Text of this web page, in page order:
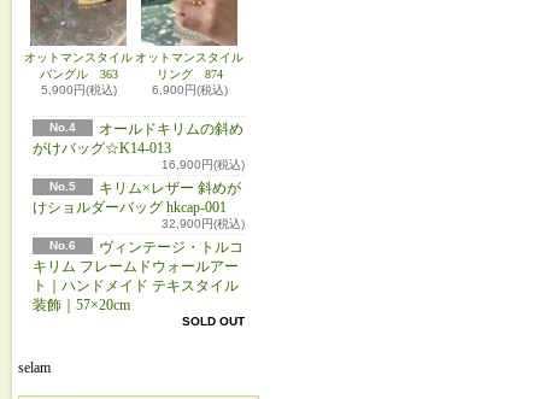
オットマンスタイル
バングル 363
5,900円(税込)
オットマンスタイル
リング 874
6,900円(税込)
No.4
オールドキリムの斜め
がけバッグ☆K14-013
16,900円(税込)
No.5
キリム×レザー 斜めが
けショルダーバッグ hkcap-001
32,900円(税込)
No.6
ヴィンテージ・トルコ
キリム フレームドウォールアー
ト｜ハンドメイド テキスタイル
装飾｜57×20cm
SOLD OUT
selam